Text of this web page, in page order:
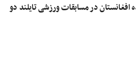
افغانستان در مسابقات ورزشی تایلند دو